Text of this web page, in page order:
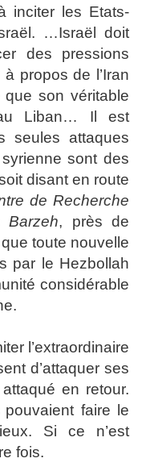
inciter les Etats-
…Israël doit
des pressions
propos de l’Iran
son véritable
Liban… Il est
seules attaques
sont des
disant en route
de Recherche
Barzeh, près de
toute nouvelle
par le Hezbollah
considérable
l’extraordinaire
d’attaquer ses
en retour.
faire le
Si ce n’est
fois.